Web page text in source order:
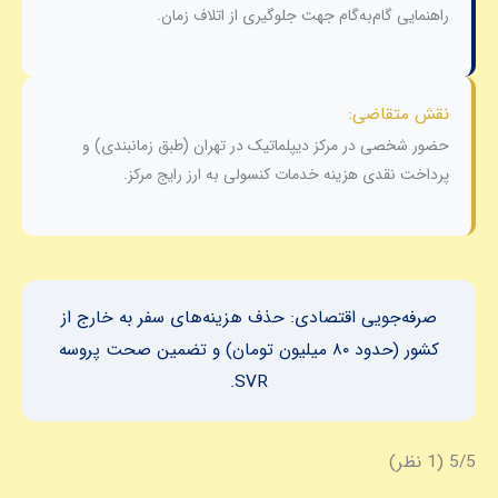
راهنمایی گام‌به‌گام جهت جلوگیری از اتلاف زمان.
نقش متقاضی:
حضور شخصی در مرکز دیپلماتیک در تهران (طبق زمانبندی) و
پرداخت نقدی هزینه خدمات کنسولی به ارز رایج مرکز.
صرفه‌جویی اقتصادی: حذف هزینه‌های سفر به خارج از
کشور (حدود ۸۰ میلیون تومان) و تضمین صحت پروسه
SVR.
‫5/5 ‫(1 نظر)